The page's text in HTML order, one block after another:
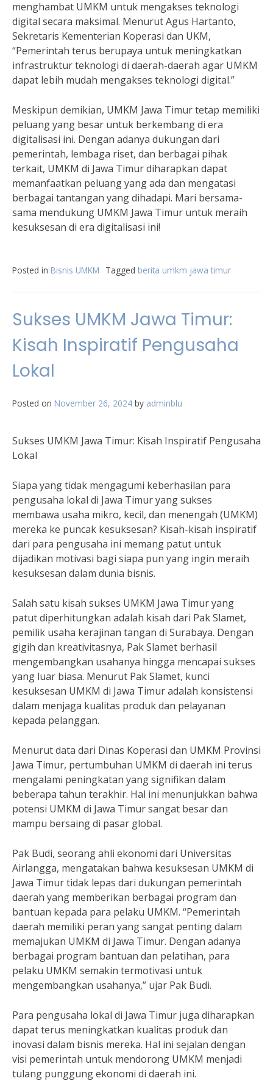
menghambat UMKM untuk mengakses teknologi
digital secara maksimal. Menurut Agus Hartanto,
Sekretaris Kementerian Koperasi dan UKM,
“Pemerintah terus berupaya untuk meningkatkan
infrastruktur teknologi di daerah-daerah agar UMKM
dapat lebih mudah mengakses teknologi digital.”
Meskipun demikian, UMKM Jawa Timur tetap memiliki
peluang yang besar untuk berkembang di era
digitalisasi ini. Dengan adanya dukungan dari
pemerintah, lembaga riset, dan berbagai pihak
terkait, UMKM di Jawa Timur diharapkan dapat
memanfaatkan peluang yang ada dan mengatasi
berbagai tantangan yang dihadapi. Mari bersama-
sama mendukung UMKM Jawa Timur untuk meraih
kesuksesan di era digitalisasi ini!
Posted in Bisnis UMKM Tagged berita umkm jawa timur
Sukses UMKM Jawa Timur:
Kisah Inspiratif Pengusaha
Lokal
Posted on November 26, 2024 by adminblu
Sukses UMKM Jawa Timur: Kisah Inspiratif Pengusaha
Lokal
Siapa yang tidak mengagumi keberhasilan para
pengusaha lokal di Jawa Timur yang sukses
membawa usaha mikro, kecil, dan menengah (UMKM)
mereka ke puncak kesuksesan? Kisah-kisah inspiratif
dari para pengusaha ini memang patut untuk
dijadikan motivasi bagi siapa pun yang ingin meraih
kesuksesan dalam dunia bisnis.
Salah satu kisah sukses UMKM Jawa Timur yang
patut diperhitungkan adalah kisah dari Pak Slamet,
pemilik usaha kerajinan tangan di Surabaya. Dengan
gigih dan kreativitasnya, Pak Slamet berhasil
mengembangkan usahanya hingga mencapai sukses
yang luar biasa. Menurut Pak Slamet, kunci
kesuksesan UMKM di Jawa Timur adalah konsistensi
dalam menjaga kualitas produk dan pelayanan
kepada pelanggan.
Menurut data dari Dinas Koperasi dan UMKM Provinsi
Jawa Timur, pertumbuhan UMKM di daerah ini terus
mengalami peningkatan yang signifikan dalam
beberapa tahun terakhir. Hal ini menunjukkan bahwa
potensi UMKM di Jawa Timur sangat besar dan
mampu bersaing di pasar global.
Pak Budi, seorang ahli ekonomi dari Universitas
Airlangga, mengatakan bahwa kesuksesan UMKM di
Jawa Timur tidak lepas dari dukungan pemerintah
daerah yang memberikan berbagai program dan
bantuan kepada para pelaku UMKM. “Pemerintah
daerah memiliki peran yang sangat penting dalam
memajukan UMKM di Jawa Timur. Dengan adanya
berbagai program bantuan dan pelatihan, para
pelaku UMKM semakin termotivasi untuk
mengembangkan usahanya,” ujar Pak Budi.
Para pengusaha lokal di Jawa Timur juga diharapkan
dapat terus meningkatkan kualitas produk dan
inovasi dalam bisnis mereka. Hal ini sejalan dengan
visi pemerintah untuk mendorong UMKM menjadi
tulang punggung ekonomi di daerah ini.